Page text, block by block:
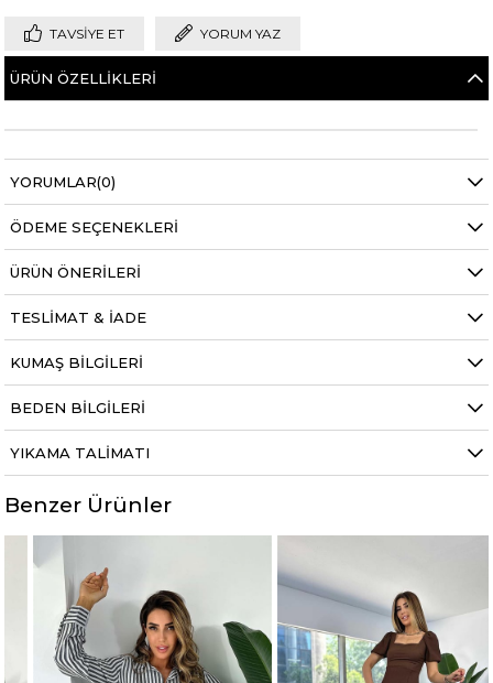
TAVSIYE ET YORUM YAZ
ÜRÜN ÖZELLIKLERI
YORUMLAR(0)
ÖDEME SEÇENEKLERI
ÜRÜN ÖNERILERI
TESLIMAT & İADE
KUMAŞ BILGILERI
BEDEN BILGILERI
YIKAMA TALIMATI
Benzer Ürünler